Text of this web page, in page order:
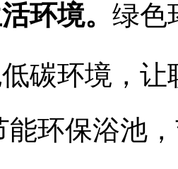
环境。绿色
碳环境，
能环保浴池